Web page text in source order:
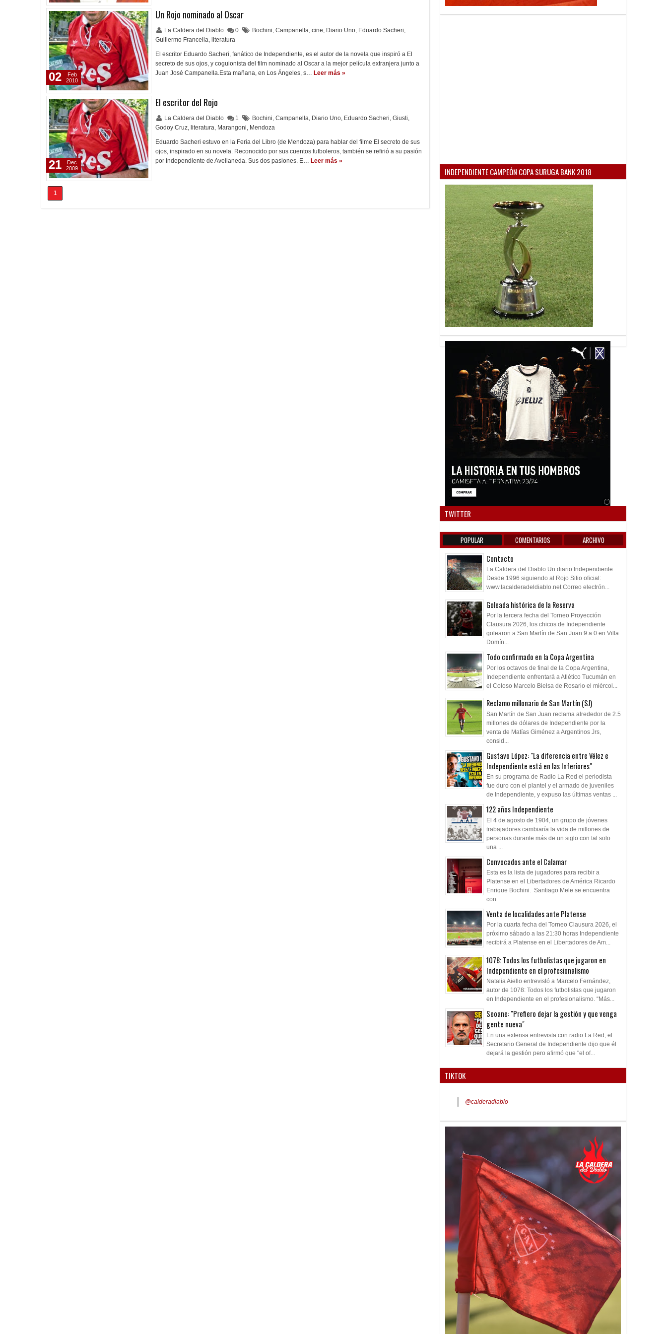
Un Rojo nominado al Oscar
La Caldera del Diablo 0 Bochini, Campanella, cine, Diario Uno, Eduardo Sacheri,
Guillermo Francella, literatura
El escritor Eduardo Sacheri, fanático de Independiente, es el autor de la novela que inspiró a El
secreto de sus ojos, y coguionista del film nominado al Oscar a la mejor película extranjera junto a
Juan José Campanella.Esta mañana, en Los Ángeles, s… Leer más »
02
Feb
2010
El escritor del Rojo
La Caldera del Diablo 1 Bochini, Campanella, Diario Uno, Eduardo Sacheri, Giusti,
Godoy Cruz, literatura, Marangoni, Mendoza
Eduardo Sacheri estuvo en la Feria del Libro (de Mendoza) para hablar del filme El secreto de sus
ojos, inspirado en su novela. Reconocido por sus cuentos futboleros, también se refirió a su pasión
por Independiente de Avellaneda. Sus dos pasiones. E… Leer más »
21
Dec
2009
1
INDEPENDIENTE CAMPEÓN COPA SURUGA BANK 2018
TWITTER
POPULAR COMENTARIOS ARCHIVO
Contacto
La Caldera del Diablo Un diario Independiente
Desde 1996 siguiendo al Rojo Sitio oficial:
www.lacalderadeldiablo.net Correo electrón...
Goleada histórica de la Reserva
Por la tercera fecha del Torneo Proyección
Clausura 2026, los chicos de Independiente
golearon a San Martín de San Juan 9 a 0 en Villa
Domín...
Todo confirmado en la Copa Argentina
Por los octavos de final de la Copa Argentina,
Independiente enfrentará a Atlético Tucumán en
el Coloso Marcelo Bielsa de Rosario el miércol...
Reclamo millonario de San Martín (SJ)
San Martín de San Juan reclama alrededor de 2.5
millones de dólares de Independiente por la
venta de Matías Giménez a Argentinos Jrs,
consid...
Gustavo López: "La diferencia entre Vélez e
Independiente está en las Inferiores"
En su programa de Radio La Red el periodista
fue duro con el plantel y el armado de juveniles
de Independiente, y expuso las últimas ventas ...
122 años Independiente
El 4 de agosto de 1904, un grupo de jóvenes
trabajadores cambiaría la vida de millones de
personas durante más de un siglo con tal solo
una ...
Convocados ante el Calamar
Esta es la lista de jugadores para recibir a
Platense en el Libertadores de América Ricardo
Enrique Bochini. Santiago Mele se encuentra
con...
Venta de localidades ante Platense
Por la cuarta fecha del Torneo Clausura 2026, el
próximo sábado a las 21:30 horas Independiente
recibirá a Platense en el Libertadores de Am...
1078: Todos los futbolistas que jugaron en
Independiente en el profesionalismo
Natalia Aiello entrevistó a Marcelo Fernández,
autor de 1078: Todos los futbolistas que jugaron
en Independiente en el profesionalismo. “Más...
Seoane: "Prefiero dejar la gestión y que venga
gente nueva"
En una extensa entrevista con radio La Red, el
Secretario General de Independiente dijo que él
dejará la gestión pero afirmó que "el of...
TIKTOK
@calderadiablo